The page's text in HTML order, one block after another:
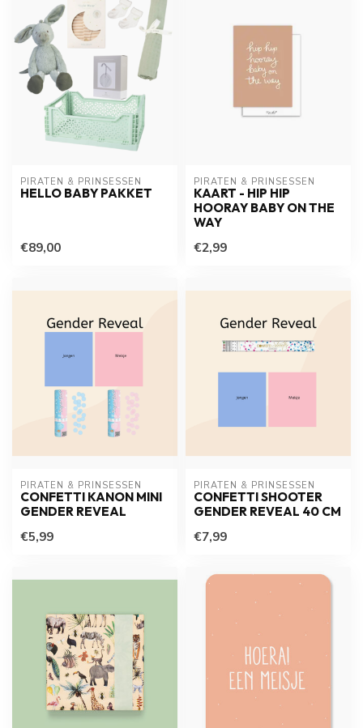
PIRATEN & PRINSESSEN
HELLO BABY PAKKET
€89,00
PIRATEN & PRINSESSEN
KAART - HIP HIP
HOORAY BABY ON THE
WAY
€2,99
PIRATEN & PRINSESSEN
CONFETTI KANON MINI
GENDER REVEAL
€5,99
PIRATEN & PRINSESSEN
CONFETTI SHOOTER
GENDER REVEAL 40 CM
€7,99